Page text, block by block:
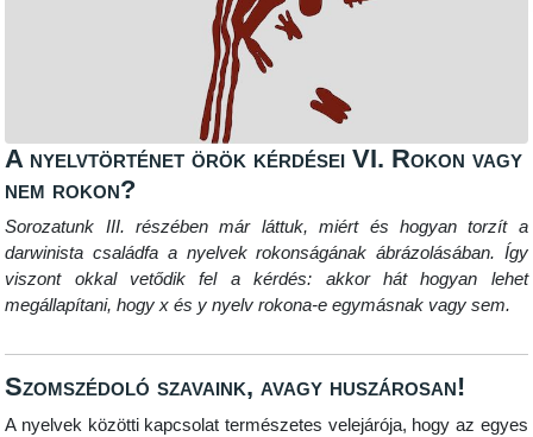
A nyelvtörténet örök kérdései VI. Rokon vagy
nem rokon?
Sorozatunk III. részében már láttuk, miért és hogyan torzít a
darwinista családfa a nyelvek rokonságának ábrázolásában. Így
viszont okkal vetődik fel a kérdés: akkor hát hogyan lehet
megállapítani, hogy x és y nyelv rokona-e egymásnak vagy sem.
Szomszédoló szavaink, avagy huszárosan!
A nyelvek közötti kapcsolat természetes velejárója, hogy az egyes